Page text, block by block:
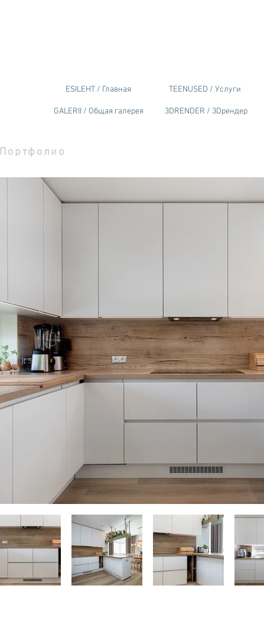
ESILEHT / Главная TEENUSED / Услуги
3DRENDER / 3Dрендер
GALERII / Общая галерея
Портфолио